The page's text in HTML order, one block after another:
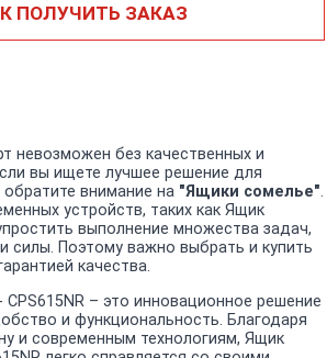
ПОЛУЧИТЬ ЗАКАЗ
невозможен без качественных и
вы ищете лучшее решение для
внимание на "Ящики сомелье".
устройств, таких как Ящик
выполнение множества задач,
силы. Поэтому важно выбрать и купить
качества.
– это инновационное решение
и функциональность. Благодаря
и современным технологиям, Ящик